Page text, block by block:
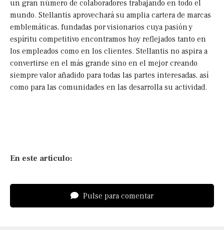
un gran número de colaboradores trabajando en todo el
mundo. Stellantis aprovechará su amplia cartera de marcas
emblemáticas, fundadas por visionarios cuya pasión y
espíritu competitivo encontramos hoy reflejados tanto en
los empleados como en los clientes. Stellantis no aspira a
convertirse en el más grande sino en el mejor creando
siempre valor añadido para todas las partes interesadas, así
como para las comunidades en las desarrolla su actividad.
En este artículo:
Pulse para comentar